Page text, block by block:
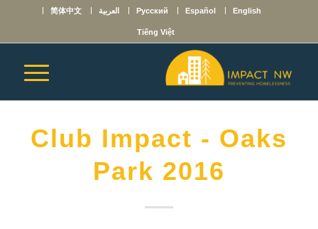
English
Español
Русский العربية 简体中文
Tiếng Việt
Club Impact - Oaks
Park 2016